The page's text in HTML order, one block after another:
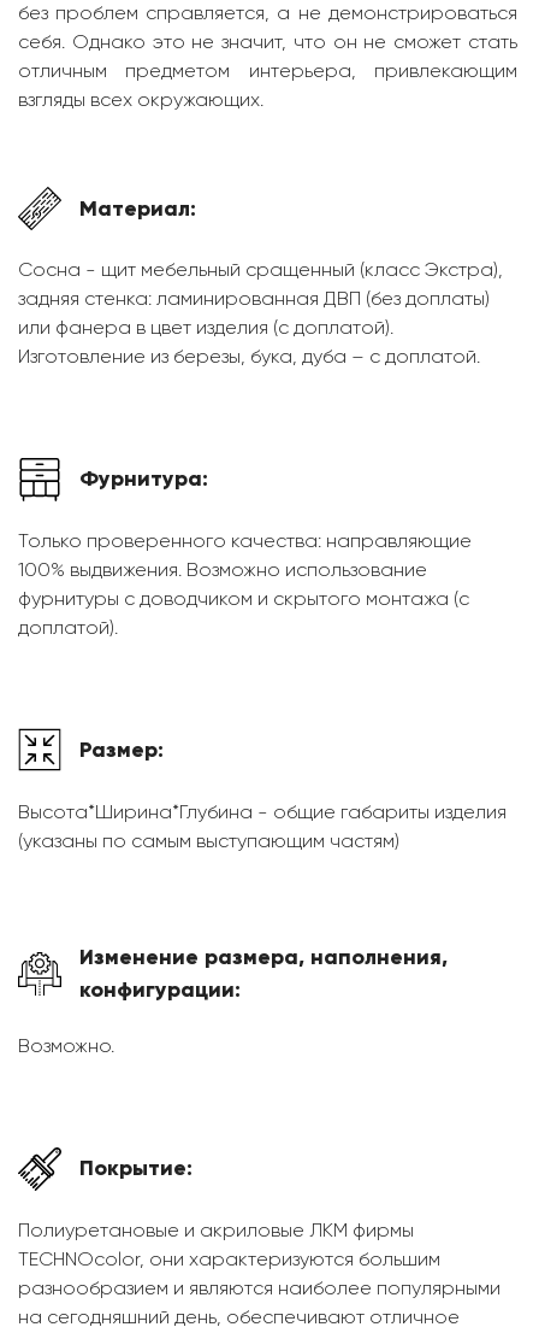
без проблем справляется, а не демонстрироваться
себя. Однако это не значит, что он не сможет стать
отличным предметом интерьера, привлекающим
взгляды всех окружающих.
Материал:
Сосна - щит мебельный сращенный (класс Экстра),
задняя стенка: ламинированная ДВП (без доплаты)
или фанера в цвет изделия (с доплатой).
Изготовление из березы, бука, дуба – с доплатой.
Фурнитура:
Только проверенного качества: направляющие
100% выдвижения. Возможно использование
фурнитуры с доводчиком и скрытого монтажа (с
доплатой).
Размер:
Высота*Ширина*Глубина - общие габариты изделия
(указаны по самым выступающим частям)
Изменение размера, наполнения,
конфигурации:
Возможно.
Покрытие:
Полиуретановые и акриловые ЛКМ фирмы
TECHNOcolor, они характеризуются большим
разнообразием и являются наиболее популярными
на сегодняшний день, обеспечивают отличное